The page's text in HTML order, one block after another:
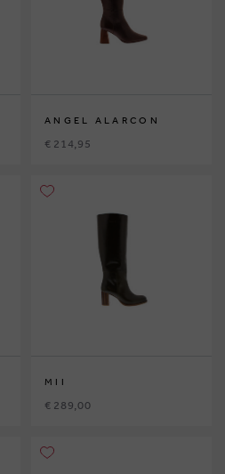
ANGEL ALARCON
€ 214,95
MII
€ 289,00